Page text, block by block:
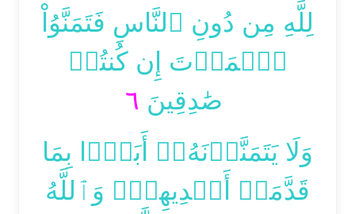
لِلَّهِ مِن دُونِ ٱلنَّاسِ فَتَمَنَّوُاْ
ٱلۡمَوۡتَ إِن كُنتُمۡ
صَٰدِقِينَ ٦
وَلَا يَتَمَنَّوۡنَهُۥٓ أَبَدَۢا بِمَا
قَدَّمَتۡ أَيۡدِيهِمۡۚ وَٱللَّهُ